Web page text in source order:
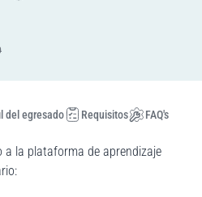
a la plataforma de aprendizaje
del egresado Requisitos FAQ's